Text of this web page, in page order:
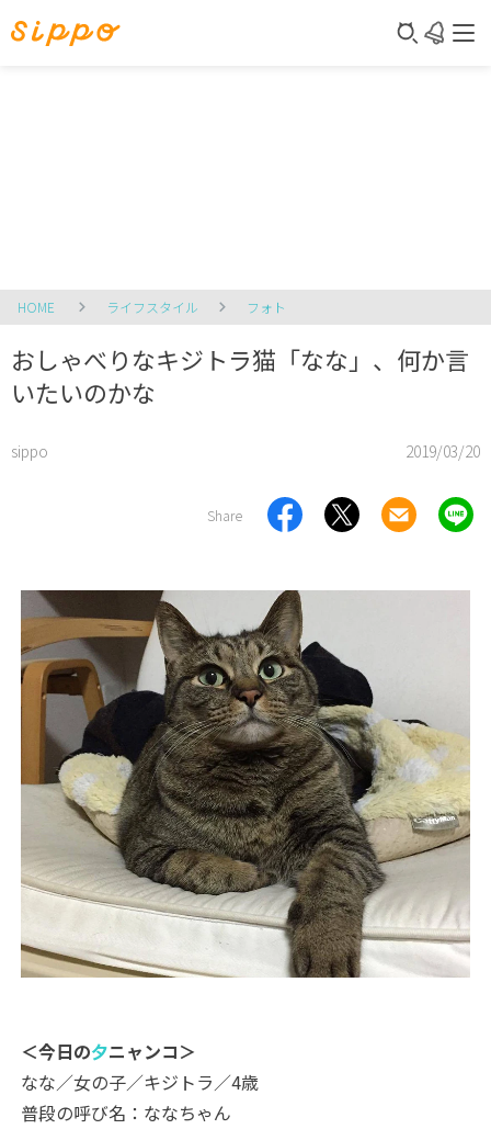
HOME ライフスタイル フォト
おしゃべりなキジトラ猫「なな」、何か言
いたいのかな
sippo 2019/03/20
Share
＜今日の夕ニャンコ＞
なな／女の子／キジトラ／4歳
普段の呼び名：ななちゃん